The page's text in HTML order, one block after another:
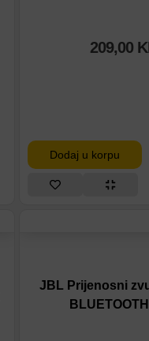
209,00
Dodaj u korpu
JBL Prijenosni